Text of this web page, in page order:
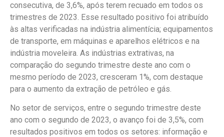
consecutiva, de 3,6%, após terem recuado em todos os
trimestres de 2023. Esse resultado positivo foi atribuído
às altas verificadas na indústria alimentícia; equipamentos
de transporte, em máquinas e aparelhos elétricos e na
indústria moveleira. As indústrias extrativas, na
comparação do segundo trimestre deste ano com o
mesmo período de 2023, cresceram 1%, com destaque
para o aumento da extração de petróleo e gás.
No setor de serviços, entre o segundo trimestre deste
ano com o segundo de 2023, o avanço foi de 3,5%, com
resultados positivos em todos os setores: informação e